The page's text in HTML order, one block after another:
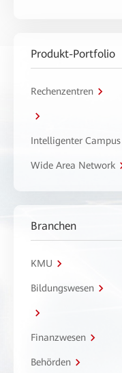
Produkt-Portfolio
Rechenzentren
Intelligenter Campus
Wide Area Network
Branchen
KMU
Bildungswesen
Finanzwesen
Behörden